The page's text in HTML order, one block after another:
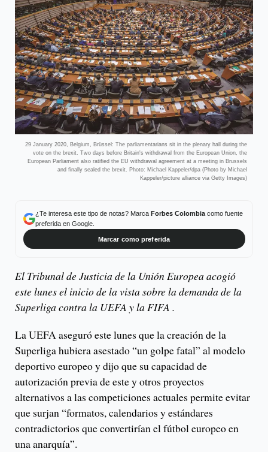
29 January 2020, Belgium, Brüssel: The parliamentarians sit in the plenary hall during the
vote on the brexit. Two days before Britain's withdrawal from the European Union, the
European Parliament also ratified the EU withdrawal agreement at a meeting in Brussels
and finally sealed the brexit. Photo: Michael Kappeler/dpa (Photo by Michael
Kappeler/picture alliance via Getty Images)
¿Te interesa este tipo de notas? Marca Forbes Colombiacomo fuente
preferida en Google.
Marcar como preferida
El Tribunal de Justicia de la Unión Europea acogió
este lunes el inicio de la vista sobre la demanda de la
Superliga contra la UEFA y la FIFA .
La UEFA aseguró este lunes que la creación de la
Superliga hubiera asestado “un golpe fatal” al modelo
deportivo europeo y dijo que su capacidad de
autorización previa de este y otros proyectos
alternativos a las competiciones actuales permite evitar
que surjan “formatos, calendarios y estándares
contradictorios que convertirían el fútbol europeo en
una anarquía”.